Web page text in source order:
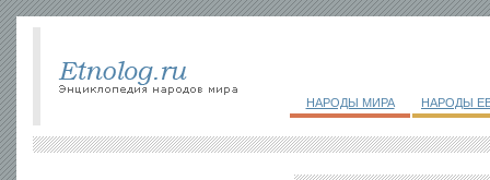
НАРОДЫ МИРА НАРОДЫ